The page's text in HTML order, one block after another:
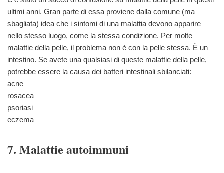
ultimi anni. Gran parte di essa proviene dalla comune (ma
sbagliata) idea che i sintomi di una malattia devono apparire
nello stesso luogo, come la stessa condizione. Per molte
malattie della pelle, il problema non è con la pelle stessa. È un
intestino. Se avete una qualsiasi di queste malattie della pelle,
potrebbe essere la causa dei batteri intestinali sbilanciati:
acne
rosacea
psoriasi
eczema
7. Malattie autoimmuni